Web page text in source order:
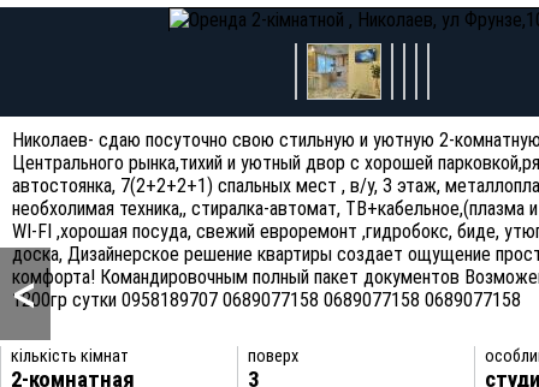
<
Николаев- сдаю посуточно свою стильную и уютную 2-комнатную
Центрального рынка,тихий и уютный двор с хорошей
автостоянка, 7(2+2+2+1) спальных мест , в/у, 3 этаж,
необхолимая техника,, стиралка-автомат, ТВ+кабельное,(плазма
WI-FI ,хорошая посуда, свежий евроремонт ,гидробокс, биде,
доска, Дизайнерское решение квартиры создает ощущение
комфорта! Командировочным полный пакет документов
1200гр сутки 0958189707 0689077158 0689077158 0689077158
кількість кімнат
2-комнатная
поверх
3